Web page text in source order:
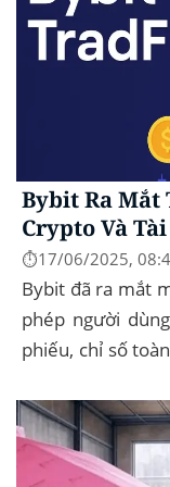
Bybit Ra Mắt
Crypto Và
⏱️17/06/2025,
Bybit đã ra mắt
phép người
phiếu, chỉ số